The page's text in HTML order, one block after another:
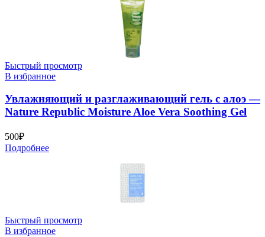
Быстрый просмотр
В избранное
Увлажняющий и разглаживающий гель с алоэ —
Nature Republic Moisture Aloe Vera Soothing Gel
500₽
Подробнее
Быстрый просмотр
В избранное